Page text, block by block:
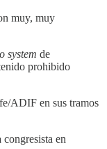
muy, muy
system de
prohibido
ADIF en sus tramos
congresista en